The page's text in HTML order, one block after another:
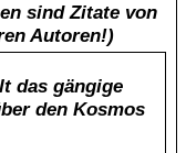
sind Zitate von
Autoren!)
das gängige
den Kosmos